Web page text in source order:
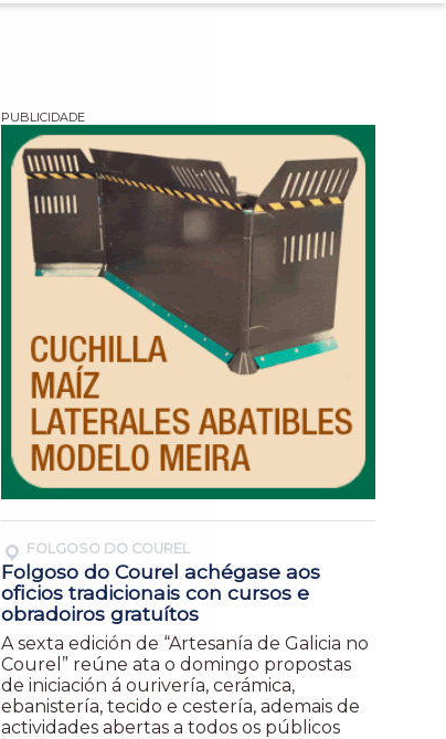
FOLGOSO DO COUREL
Folgoso do Courel achégase aos
oficios tradicionais con cursos e
obradoiros gratuítos
A sexta edición de “Artesanía de Galicia no
Courel” reúne ata o domingo propostas
de iniciación á ourivería, cerámica,
ebanistería, tecido e cestería, ademais de
actividades abertas a todos os públicos